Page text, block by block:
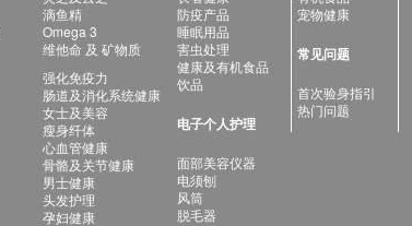
滴鱼精
Omega 3
维他命 及 矿物质
强化免疫力
肠道及消化系统健康
女士及美容
瘦身纤体
心血管健康
骨骼及关节健康
男士健康
头发护理
孕妇健康
防疫产品
睡眠用品
害虫处理
健康及有机食品
饮品
电子个人护理
面部美容仪器
电须刨
风筒
脱毛器
宠物健康
常见问题
首次验身指引
热门问题